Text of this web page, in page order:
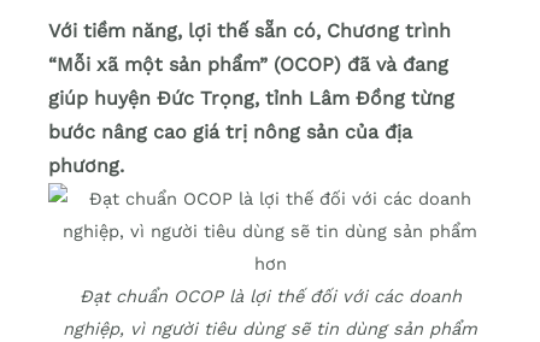
Với tiềm năng, lợi thế sẵn có, Chương trình
“Mỗi xã một sản phẩm” (OCOP) đã và đang
giúp huyện Đức Trọng, tỉnh Lâm Đồng từng
bước nâng cao giá trị nông sản của địa
phương.
Đạt chuẩn OCOP là lợi thế đối với các doanh
nghiệp, vì người tiêu dùng sẽ tin dùng sản phẩm